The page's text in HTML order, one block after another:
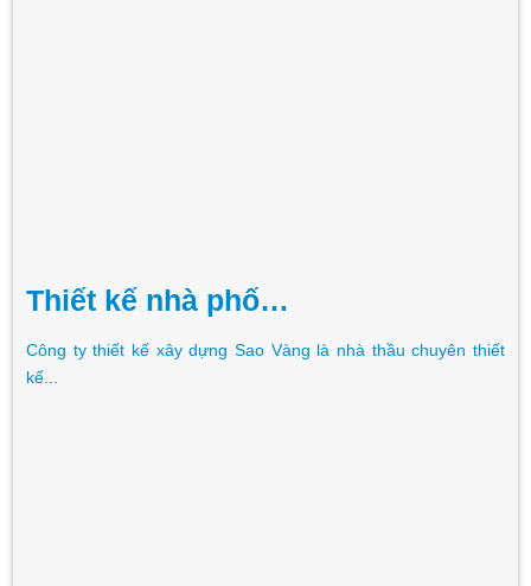
Thiết kế nhà phố…
Công ty thiết kế xây dựng Sao Vàng là nhà thầu chuyên thiết
kế...